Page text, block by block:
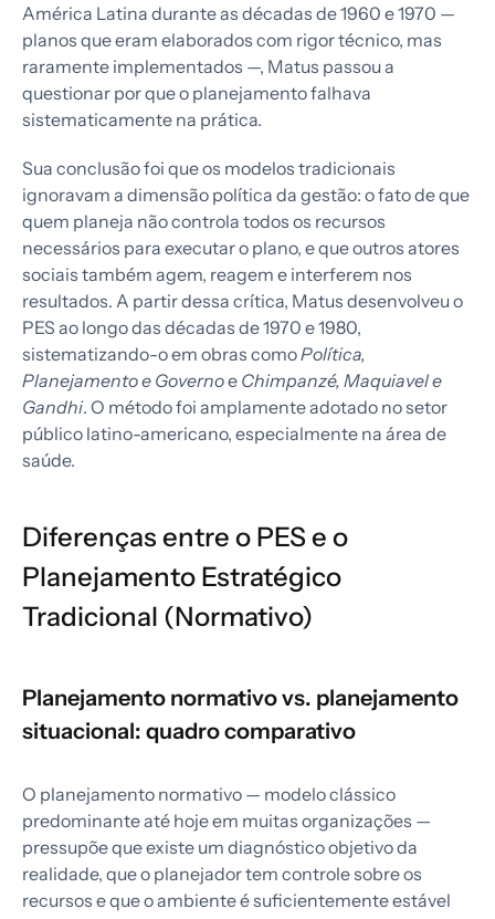
América Latina durante as décadas de 1960 e 1970 —
planos que eram elaborados com rigor técnico, mas
raramente implementados —, Matus passou a
questionar por que o planejamento falhava
sistematicamente na prática.
Sua conclusão foi que os modelos tradicionais
ignoravam a dimensão política da gestão: o fato de que
quem planeja não controla todos os recursos
necessários para executar o plano, e que outros atores
sociais também agem, reagem e interferem nos
resultados. A partir dessa crítica, Matus desenvolveu o
PES ao longo das décadas de 1970 e 1980,
sistematizando-o em obras comoPolítica,
Planejamento e Governoe Chimpanzé, Maquiavel e
Gandhi. O método foi amplamente adotado no setor
público latino-americano, especialmente na área de
saúde.
Diferenças entre o PES e o
Planejamento Estratégico
Tradicional (Normativo)
Planejamento normativo vs. planejamento
situacional: quadro comparativo
O planejamento normativo — modelo clássico
predominante até hoje em muitas organizações —
pressupõe que existe um diagnóstico objetivo da
realidade, que o planejador tem controle sobre os
recursos e que o ambiente é suficientemente estável